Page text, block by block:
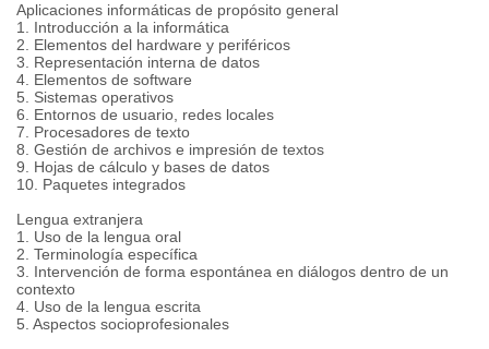
Aplicaciones informáticas de propósito general
1. Introducción a la informática
2. Elementos del hardware y periféricos
3. Representación interna de datos
4. Elementos de software
5. Sistemas operativos
6. Entornos de usuario, redes locales
7. Procesadores de texto
8. Gestión de archivos e impresión de textos
9. Hojas de cálculo y bases de datos
10. Paquetes integrados
Lengua extranjera
1. Uso de la lengua oral
2. Terminología específica
3. Intervención de forma espontánea en diálogos dentro de un
contexto
4. Uso de la lengua escrita
5. Aspectos socioprofesionales